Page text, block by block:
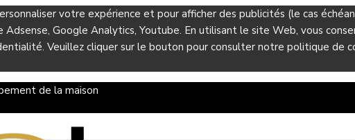
votre expérience et pour afficher des publicités (le cas
Google Analytics, Youtube. En utilisant le site Web, vous
Veuillez cliquer sur le bouton pour consulter notre politique de
de la maison